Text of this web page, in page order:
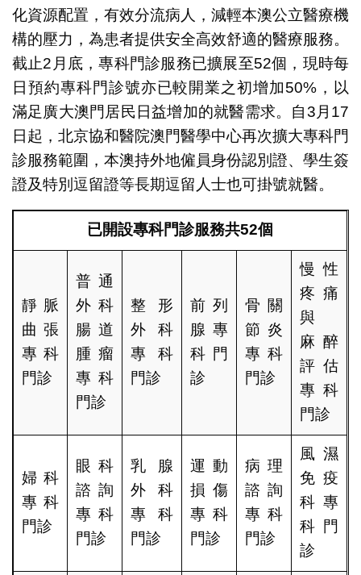
化資源配置，有效分流病人，減輕本澳公立醫療機
構的壓力，為患者提供安全高效舒適的醫療服務。
截止2月底，專科門診服務已擴展至52個，現時每
日預約專科門診號亦已較開業之初增加50%，以
滿足廣大澳門居民日益增加的就醫需求。自3月17
日起，北京協和醫院澳門醫學中心再次擴大專科門
診服務範圍，本澳持外地僱員身份認別證、學生簽
證及特別逗留證等長期逗留人士也可掛號就醫。
已開設專科門診服務共52個
靜脈
曲張
專科
門診
普通
外科
腸道
腫瘤
專科
門診
整形
外科
專科
門診
前列
腺專
科門
診
骨關
節炎
專科
門診
慢性
疼痛
與
麻醉
評估
專科
門診
婦科
專科
門診
眼科
諮詢
專科
門診
乳腺
外科
專科
門診
運動
損傷
專科
門診
病理
諮詢
專科
門診
風濕
免疫
科專
科門
診